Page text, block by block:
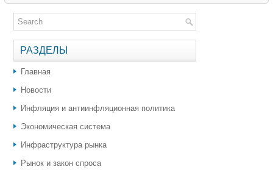
РАЗДЕЛЫ
Главная
Новости
Инфляция и антиинфляционная политика
Экономическая система
Инфраструктура рынка
Рынок и закон спроса